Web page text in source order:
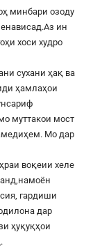
минбари озоду
ин
хоси худро
сухани ҳақ ва
ҳамлаҳои
муттакои мост
Мо дар
воқеии хеле
гардиши
дар
ҳуқуқҳои